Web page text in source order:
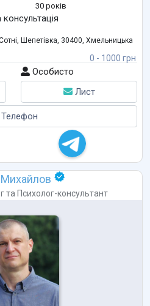
30 років
0 - 1000 грн
Шепетівка, 30400, Хмельницька
Особисто
Лист
та Психолог-консультант